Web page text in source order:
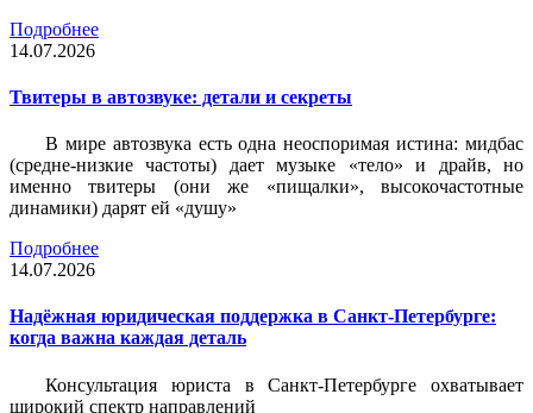
Подробнее
14.07.2026
Твитеры в автозвуке: детали и секреты
В мире автозвука есть одна неоспоримая истина: мидбас
(средне-низкие частоты) дает музыке «тело» и драйв, но
именно твитеры (они же «пищалки», высокочастотные
динамики) дарят ей «душу»
Подробнее
14.07.2026
Надёжная юридическая поддержка в Санкт-Петербурге:
когда важна каждая деталь
Консультация юриста в Санкт-Петербурге охватывает
широкий спектр направлений